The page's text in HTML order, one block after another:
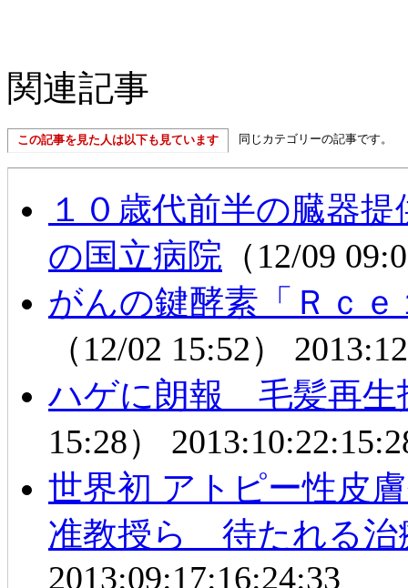
関連記事
この記事を見た人は以下も見ています 同じカテゴリーの記事です。
１０歳代前半の臓器
の国立病院 （12/09
がんの鍵酵素「Ｒｃ
（12/02 15:52）
ハゲに朗報 毛髪再生
15:28）
世界初 アトピー性皮
准教授ら 待たれる治
2013:09:17:16:24:33